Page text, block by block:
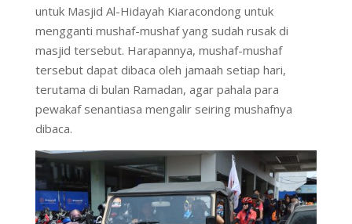
untuk Masjid Al-Hidayah Kiaracondong untuk
mengganti mushaf-mushaf yang sudah rusak di
masjid tersebut. Harapannya, mushaf-mushaf
tersebut dapat dibaca oleh jamaah setiap hari,
terutama di bulan Ramadan, agar pahala para
pewakaf senantiasa mengalir seiring mushafnya
dibaca.